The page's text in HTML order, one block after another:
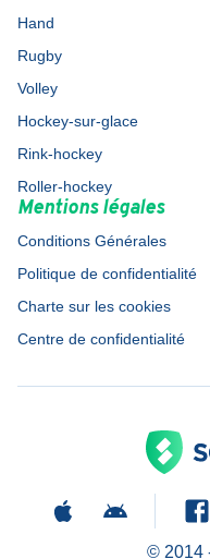
Hand
Rugby
Volley
Hockey-sur-glace
Rink-hockey
Roller-hockey
Mentions légales
Conditions Générales
Politique de confidentialité
Charte sur les cookies
Centre de confidentialité
© 2014